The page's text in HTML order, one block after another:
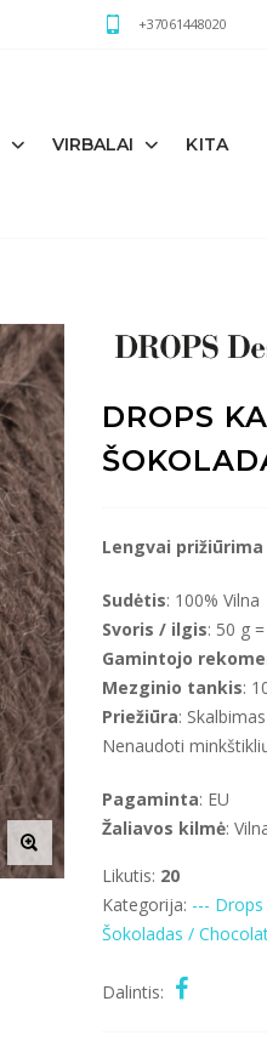
+37061448020
VIRBALAI KITA
DROPS
Lengvai
Sudėtis: 100% Vilna
Svoris / ilgis: 50 g
Gamintojo
Mezginio tankis:
Priežiūra:
Nenaudoti
Pagaminta: EU
Žaliavos kilmė:
Likutis: 20
Kategorija: ---
Šokoladas /
Dalintis: